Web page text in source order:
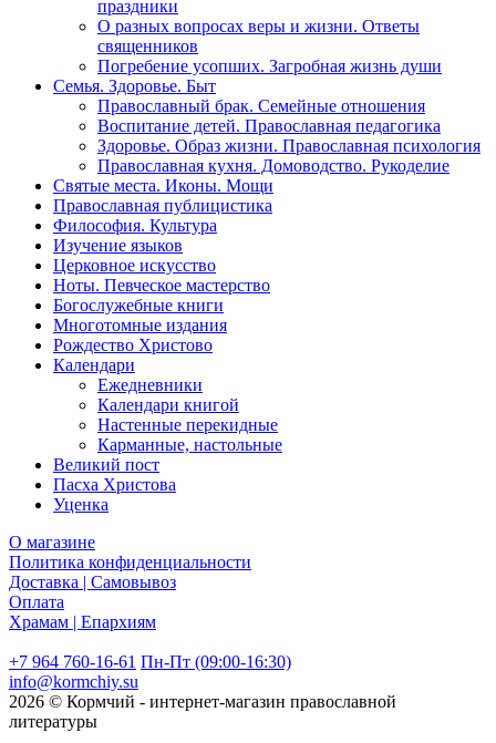
праздники
О разных вопросах веры и жизни. Ответы
священников
Погребение усопших. Загробная жизнь души
Семья. Здоровье. Быт
Православный брак. Семейные отношения
Воспитание детей. Православная педагогика
Здоровье. Образ жизни. Православная психология
Православная кухня. Домоводство. Рукоделие
Святые места. Иконы. Мощи
Православная публицистика
Философия. Культура
Изучение языков
Церковное искусство
Ноты. Певческое мастерство
Богослужебные книги
Многотомные издания
Рождество Христово
Календари
Ежедневники
Календари книгой
Настенные перекидные
Карманные, настольные
Великий пост
Пасха Христова
Уценка
О магазине
Политика конфиденциальности
Доставка | Самовывоз
Оплата
Храмам | Епархиям
+7 964 760-16-61 Пн-Пт (09:00-16:30)
info@kormchiy.su
2026 © Кормчий - интернет-магазин православной
литературы